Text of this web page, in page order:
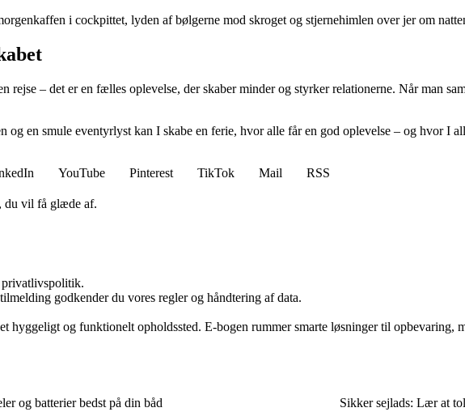
i cockpittet, lyden af bølgerne mod skroget og stjernehimlen over jer om
rejse – det er en fælles oplevelse, der skaber minder og styrker relationerne. Når man
en smule eventyrlyst kan I skabe en ferie, hvor alle får en god oplevelse – og hvor I
YouTube Pinterest TikTok Mail
RSS
du vil få glæde af.
privatlivspolitik.
godkender du vores regler og håndtering af data.
hyggeligt og funktionelt opholdssted. E-bogen rummer smarte løsninger til
og batterier bedst på din båd Sikker sejlads: Lær at